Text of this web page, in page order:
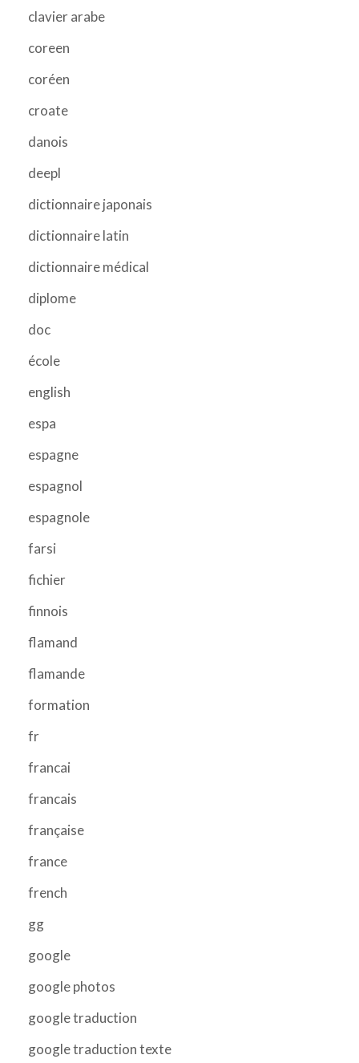
clavier arabe
coreen
coréen
croate
danois
deepl
dictionnaire japonais
dictionnaire latin
dictionnaire médical
diplome
doc
école
english
espa
espagne
espagnol
espagnole
farsi
fichier
finnois
flamand
flamande
formation
fr
francai
francais
française
france
french
gg
google
google photos
google traduction
google traduction texte